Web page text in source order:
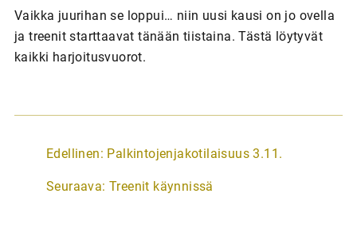
Vaikka juurihan se loppui… niin uusi kausi on jo ovella
ja treenit starttaavat tänään tiistaina. Tästä löytyvät
kaikki harjoitusvuorot.
A
t
Edellinen: Palkintojenjakotilaisuus 3.11.
Seuraava: Treenit käynnissä